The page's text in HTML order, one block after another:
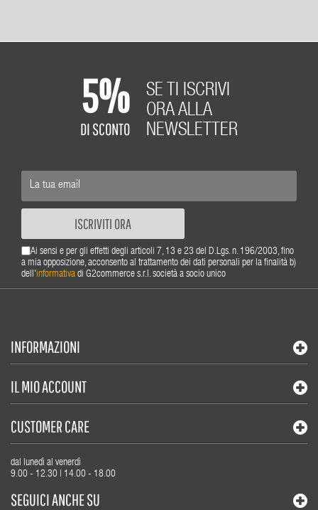
5%
DI SCONTO
SE TI ISCRIVI
ORA ALLA
NEWSLETTER
ISCRIVITI ORA
Ai sensi e per gli effetti degli articoli 7, 13 e 23 del D.Lgs. n. 196/2003, fino
a mia opposizione, acconsento al trattamento dei dati personali per la finalità b)
dell'informativa di G2commerce s.r.l. società a socio unico
INFORMAZIONI
IL MIO ACCOUNT
CUSTOMER CARE
dal lunedì al venerdì
9.00 - 12.30 | 14.00 - 18.00
SEGUICI ANCHE SU